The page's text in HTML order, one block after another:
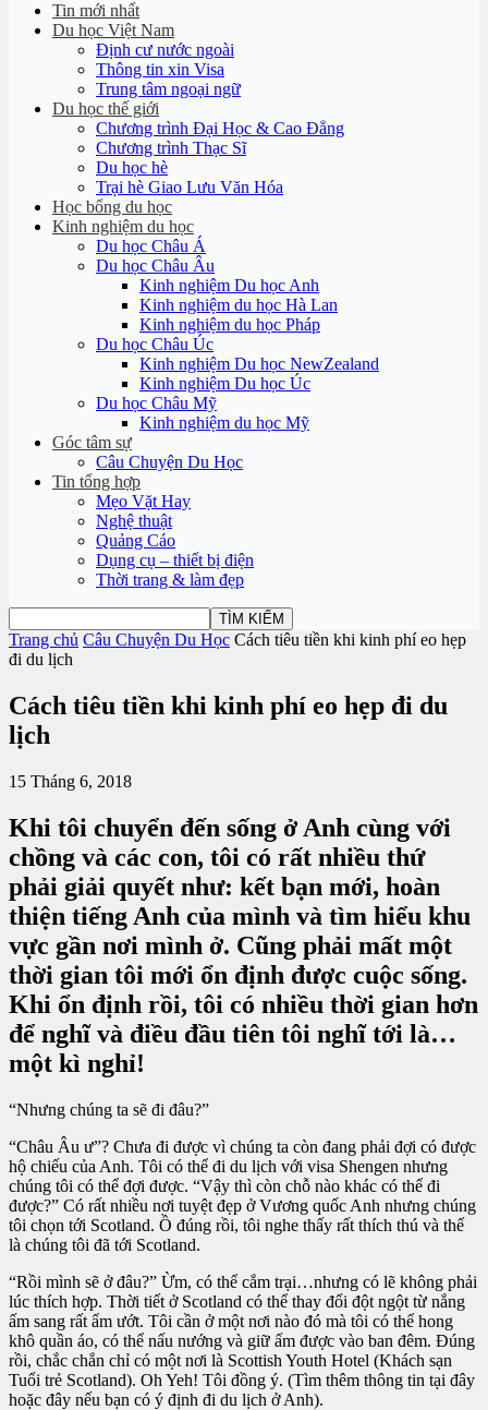
Tin mới nhất
Du học Việt Nam
Định cư nước ngoài
Thông tin xin Visa
Trung tâm ngoại ngữ
Du học thế giới
Chương trình Đại Học & Cao Đẳng
Chương trình Thạc Sĩ
Du học hè
Trại hè Giao Lưu Văn Hóa
Học bổng du học
Kinh nghiệm du học
Du học Châu Á
Du học Châu Âu
Kinh nghiệm Du học Anh
Kinh nghiệm du học Hà Lan
Kinh nghiệm du học Pháp
Du học Châu Úc
Kinh nghiệm Du học NewZealand
Kinh nghiệm Du học Úc
Du học Châu Mỹ
Kinh nghiệm du học Mỹ
Góc tâm sự
Câu Chuyện Du Học
Tin tổng hợp
Mẹo Vặt Hay
Nghệ thuật
Quảng Cáo
Dụng cụ – thiết bị điện
Thời trang & làm đẹp
Trang chủ Câu Chuyện Du Học Cách tiêu tiền khi kinh phí eo hẹp
đi du lịch
Cách tiêu tiền khi kinh phí eo hẹp đi du
lịch
15 Tháng 6, 2018
Khi tôi chuyển đến sống ở Anh cùng với
chồng và các con, tôi có rất nhiều thứ
phải giải quyết như: kết bạn mới, hoàn
thiện tiếng Anh của mình và tìm hiểu khu
vực gần nơi mình ở. Cũng phải mất một
thời gian tôi mới ổn định được cuộc sống.
Khi ổn định rồi, tôi có nhiều thời gian hơn
để nghĩ và điều đầu tiên tôi nghĩ tới là…
một kì nghỉ!
“Nhưng chúng ta sẽ đi đâu?”
“Châu Âu ư”? Chưa đi được vì chúng ta còn đang phải đợi có được
hộ chiếu của Anh. Tôi có thể đi du lịch với visa Shengen nhưng
chúng tôi có thể đợi được. “Vậy thì còn chỗ nào khác có thể đi
được?” Có rất nhiều nơi tuyệt đẹp ở Vương quốc Anh nhưng chúng
tôi chọn tới Scotland. Ồ đúng rồi, tôi nghe thấy rất thích thú và thế
là chúng tôi đã tới Scotland.
“Rồi mình sẽ ở đâu?” Ừm, có thể cắm trại…nhưng có lẽ không phải
lúc thích hợp. Thời tiết ở Scotland có thể thay đổi đột ngột từ nắng
ấm sang rất ẩm ướt. Tôi cần ở một nơi nào đó mà tôi có thể hong
khô quần áo, có thể nấu nướng và giữ ấm được vào ban đêm. Đúng
rồi, chắc chắn chỉ có một nơi là Scottish Youth Hotel (Khách sạn
Tuổi trẻ Scotland). Oh Yeh! Tôi đồng ý. (Tìm thêm thông tin tại đây
hoặc đây nếu bạn có ý định đi du lịch ở Anh).